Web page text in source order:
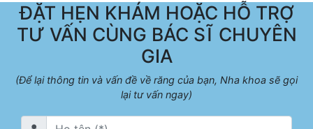
ĐẶT HẸN KHÁM HOẶC HỖ TRỢ
TƯ VẤN CÙNG BÁC SĨ CHUYÊN
GIA
(Để lại thông tin và vấn đề về răng của bạn, Nha khoa sẽ gọi
lại tư vấn ngay)